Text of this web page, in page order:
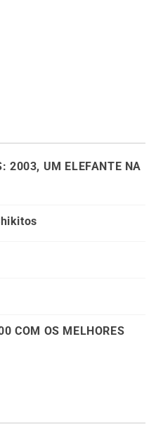
2003, UM ELEFANTE NA
COM OS MELHORES